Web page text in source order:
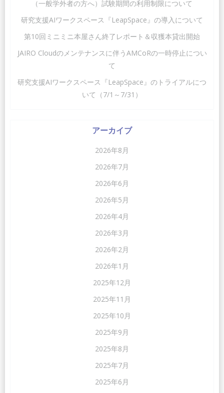
ゲ
ー
シ
ョ
ゲ
ー
シ
ョ
（一般学外者の方へ）試験期間の利用制限について
研究支援AIワークスペース『LeapSpace』の導入について
第10回ミニミニ本屋さん終了レポート＆収獲本貸出開始
JAIRO Cloudのメンテナンスに伴うAMCoRの一時停止につい
て
研究支援AIワークスペース『LeapSpace』のトライアルにつ
いて（7/1～7/31）
アーカイブ
2026年8月
2026年7月
2026年6月
2026年5月
2026年4月
2026年3月
2026年2月
2026年1月
2025年12月
2025年11月
2025年10月
2025年9月
2025年8月
2025年7月
2025年6月